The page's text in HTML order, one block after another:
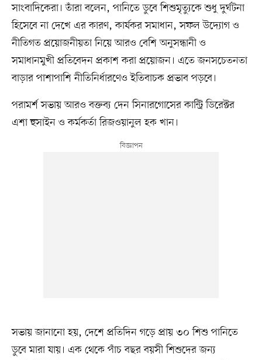
সাংবাদিকেরা। তাঁরা বলেন, পানিতে ডুবে শিশুমৃত্যুকে শুধু দুর্ঘটনা
হিসেবে না দেখে এর কারণ, কার্যকর সমাধান, সফল উদ্যোগ ও
নীতিগত প্রয়োজনীয়তা নিয়ে আরও বেশি অনুসন্ধানী ও
সমাধানমুখী প্রতিবেদন প্রকাশ করা প্রয়োজন। এতে জনসচেতনতা
বাড়ার পাশাপাশি নীতিনির্ধারণেও ইতিবাচক প্রভাব পড়বে।
পরামর্শ সভায় আরও বক্তব্য দেন সিনারগোসের কান্ট্রি ডিরেক্টর
এশা হুসাইন ও কর্মকর্তা রিজওয়ানুল হক খান।
সভায় জানানো হয়, দেশে প্রতিদিন গড়ে প্রায় ৩০ শিশু পানিতে
ডুবে মারা যায়। এক থেকে পাঁচ বছর বয়সী শিশুদের জন্য